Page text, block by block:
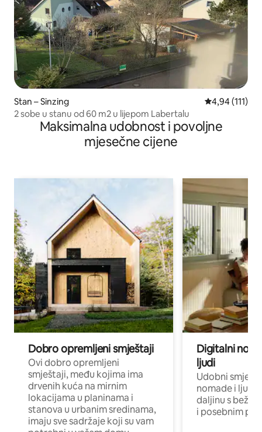
Stan – Sinzing Prosječna
4,94 (111)
2 sobe u stanu od 60 m2 u lijepom Labertalu
Maksimalna udobnost i povoljne
mjesečne cijene
Dobro opremljeni smještaji
Ovi dobro opremljeni
smještaji, među kojima ima
drvenih kuća na mirnim
lokacijama u planinama i
stanova u urbanim sredinama,
imaju sve sadržaje koji su vam
Digitalni
ljudi
Udobni
nomade i ljude
daljinu s
i posebnim